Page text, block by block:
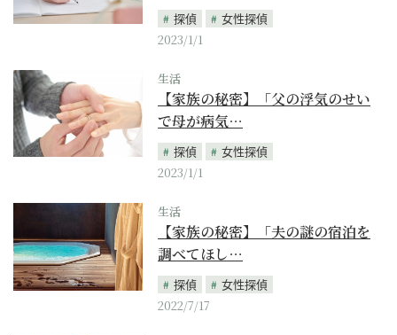
探偵
女性探偵
2023/1/1
生活
【家族の秘密】「父の浮気のせい
で母が病気…
探偵
女性探偵
2023/1/1
生活
【家族の秘密】「夫の謎の宿泊を
調べてほし…
探偵
女性探偵
2022/7/17